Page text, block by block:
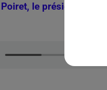
le président du